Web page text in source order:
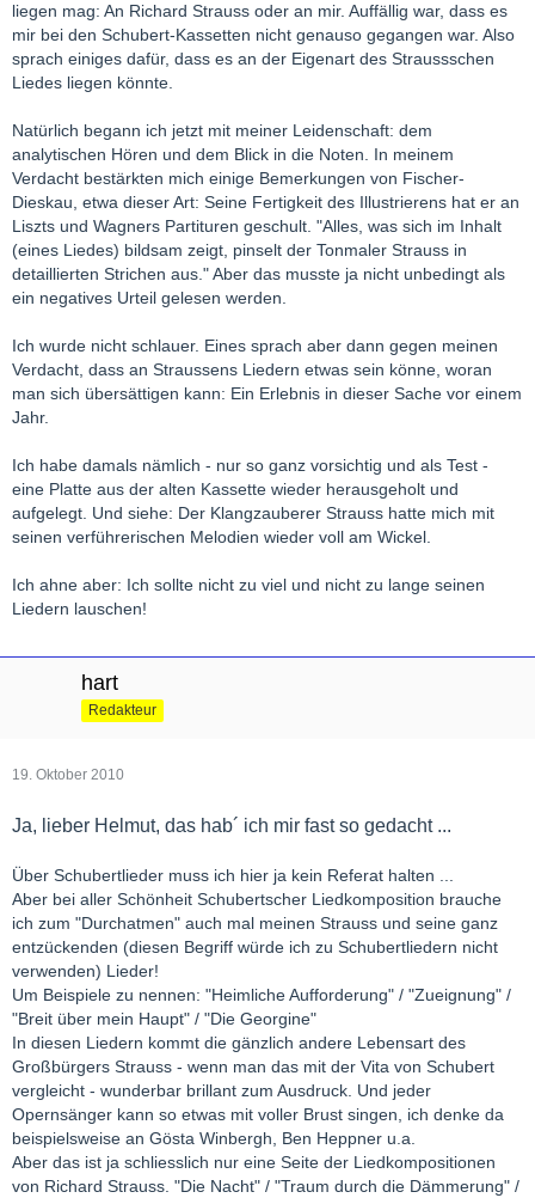
liegen mag: An Richard Strauss oder an mir. Auffällig war, dass es
mir bei den Schubert-Kassetten nicht genauso gegangen war. Also
sprach einiges dafür, dass es an der Eigenart des Straussschen
Liedes liegen könnte.
Natürlich begann ich jetzt mit meiner Leidenschaft: dem
analytischen Hören und dem Blick in die Noten. In meinem
Verdacht bestärkten mich einige Bemerkungen von Fischer-
Dieskau, etwa dieser Art: Seine Fertigkeit des Illustrierens hat er an
Liszts und Wagners Partituren geschult. "Alles, was sich im Inhalt
(eines Liedes) bildsam zeigt, pinselt der Tonmaler Strauss in
detaillierten Strichen aus." Aber das musste ja nicht unbedingt als
ein negatives Urteil gelesen werden.
Ich wurde nicht schlauer. Eines sprach aber dann gegen meinen
Verdacht, dass an Straussens Liedern etwas sein könne, woran
man sich übersättigen kann: Ein Erlebnis in dieser Sache vor einem
Jahr.
Ich habe damals nämlich - nur so ganz vorsichtig und als Test -
eine Platte aus der alten Kassette wieder herausgeholt und
aufgelegt. Und siehe: Der Klangzauberer Strauss hatte mich mit
seinen verführerischen Melodien wieder voll am Wickel.
Ich ahne aber: Ich sollte nicht zu viel und nicht zu lange seinen
Liedern lauschen!
hart
Redakteur
19. Oktober 2010
Ja, lieber Helmut, das hab´ ich mir fast so gedacht ...
Über Schubertlieder muss ich hier ja kein Referat halten ...
Aber bei aller Schönheit Schubertscher Liedkomposition brauche
ich zum "Durchatmen" auch mal meinen Strauss und seine ganz
entzückenden (diesen Begriff würde ich zu Schubertliedern nicht
verwenden) Lieder!
Um Beispiele zu nennen: "Heimliche Aufforderung" / "Zueignung" /
"Breit über mein Haupt" / "Die Georgine"
In diesen Liedern kommt die gänzlich andere Lebensart des
Großbürgers Strauss - wenn man das mit der Vita von Schubert
vergleicht - wunderbar brillant zum Ausdruck. Und jeder
Opernsänger kann so etwas mit voller Brust singen, ich denke da
beispielsweise an Gösta Winbergh, Ben Heppner u.a.
Aber das ist ja schliesslich nur eine Seite der Liedkompositionen
von Richard Strauss. "Die Nacht" / "Traum durch die Dämmerung" /